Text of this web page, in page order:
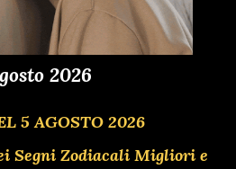
2026
5 AGOSTO 2026
Segni Zodiacali Migliori e